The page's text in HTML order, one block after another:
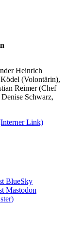
Heinrich
Ködel (Volontärin),
Reimer (Chef
Schwarz,
Link)
BlueSky
Mastodon